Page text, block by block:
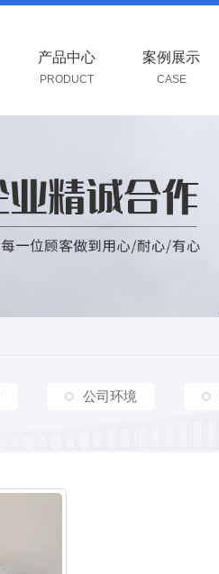
产品中心
PRODUCT
案例展示
CASE
公司环境